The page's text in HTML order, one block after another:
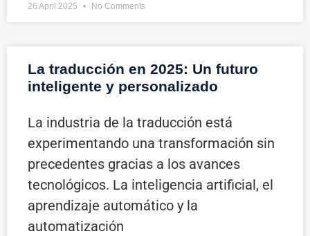
26 April 2025 No Comments
La traducción en 2025: Un futuro
inteligente y personalizado
La industria de la traducción está
experimentando una transformación sin
precedentes gracias a los avances
tecnológicos. La inteligencia artificial, el
aprendizaje automático y la
automatización